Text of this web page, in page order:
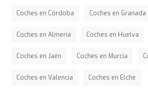
Coches en Córdoba Coches en Granada
Coches en Almería Coches en Huelva
Coches en Jaén Coches en Murcia
Coches en Valencia Coches en Elche